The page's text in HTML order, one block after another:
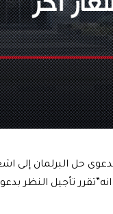
حل البرلمان إلى
تأجيل النظر